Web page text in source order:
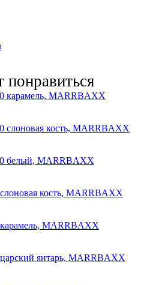
карамель, MARRBAXX
слоновая кость, MARRBAXX
белый, MARRBAXX
кость, MARRBAXX
MARRBAXX
янтарь, MARRBAXX